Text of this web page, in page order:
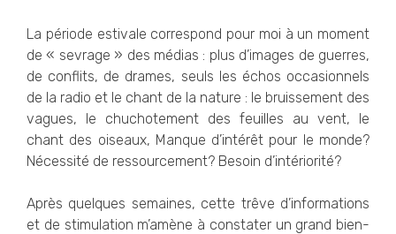
La période estivale correspond pour moi à un moment
de « sevrage » des médias : plus d’images de guerres,
de conflits, de drames, seuls les échos occasionnels
de la radio et le chant de la nature : le bruissement des
vagues, le chuchotement des feuilles au vent, le
chant des oiseaux, Manque d’intérêt pour le monde?
Nécessité de ressourcement? Besoin d’intériorité?
Après quelques semaines, cette trêve d’informations
et de stimulation m’amène à constater un grand bien-